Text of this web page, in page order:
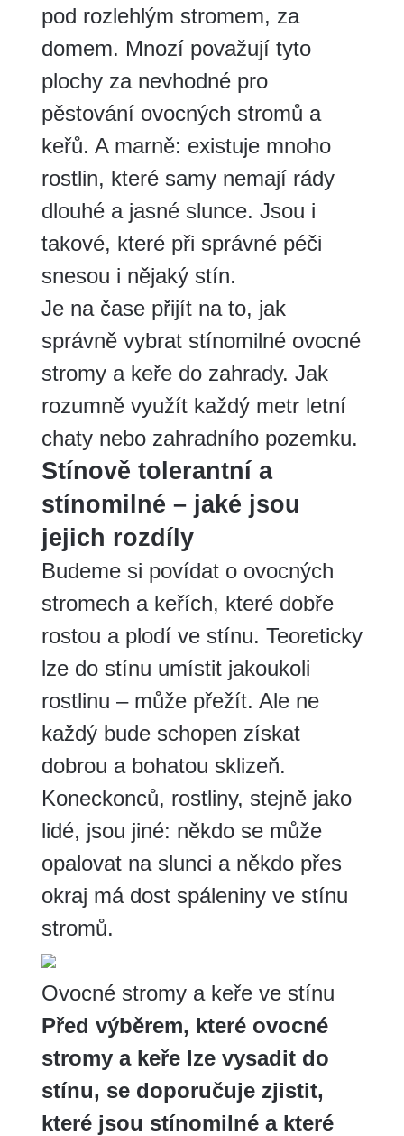
pod rozlehlým stromem, za
domem. Mnozí považují tyto
plochy za nevhodné pro
pěstování ovocných stromů a
keřů. A marně: existuje mnoho
rostlin, které samy nemají rády
dlouhé a jasné slunce. Jsou i
takové, které při správné péči
snesou i nějaký stín.
Je na čase přijít na to, jak
správně vybrat stínomilné ovocné
stromy a keře do zahrady. Jak
rozumně využít každý metr letní
chaty nebo zahradního pozemku.
Stínově tolerantní a
stínomilné – jaké jsou
jejich rozdíly
Budeme si povídat o ovocných
stromech a keřích, které dobře
rostou a plodí ve stínu. Teoreticky
lze do stínu umístit jakoukoli
rostlinu – může přežít. Ale ne
každý bude schopen získat
dobrou a bohatou sklizeň.
Koneckonců, rostliny, stejně jako
lidé, jsou jiné: někdo se může
opalovat na slunci a někdo přes
okraj má dost spáleniny ve stínu
stromů.
Ovocné stromy a keře ve stínu
Před výběrem, které ovocné
stromy a keře lze vysadit do
stínu, se doporučuje zjistit,
které jsou stínomilné a které